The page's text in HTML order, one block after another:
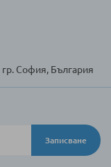
София, България
Записване